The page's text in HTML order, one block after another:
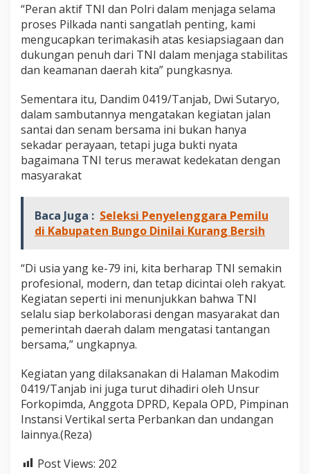
“Peran aktif TNI dan Polri dalam menjaga selama
proses Pilkada nanti sangatlah penting, kami
mengucapkan terimakasih atas kesiapsiagaan dan
dukungan penuh dari TNI dalam menjaga stabilitas
dan keamanan daerah kita” pungkasnya.
Sementara itu, Dandim 0419/Tanjab, Dwi Sutaryo,
dalam sambutannya mengatakan kegiatan jalan
santai dan senam bersama ini bukan hanya
sekadar perayaan, tetapi juga bukti nyata
bagaimana TNI terus merawat kedekatan dengan
masyarakat
Baca Juga : Seleksi Penyelenggara Pemilu
di Kabupaten Bungo Dinilai Kurang Bersih
“Di usia yang ke-79 ini, kita berharap TNI semakin
profesional, modern, dan tetap dicintai oleh rakyat.
Kegiatan seperti ini menunjukkan bahwa TNI
selalu siap berkolaborasi dengan masyarakat dan
pemerintah daerah dalam mengatasi tantangan
bersama,” ungkapnya.
Kegiatan yang dilaksanakan di Halaman Makodim
0419/Tanjab ini juga turut dihadiri oleh Unsur
Forkopimda, Anggota DPRD, Kepala OPD, Pimpinan
Instansi Vertikal serta Perbankan dan undangan
lainnya.(Reza)
Post Views: 202